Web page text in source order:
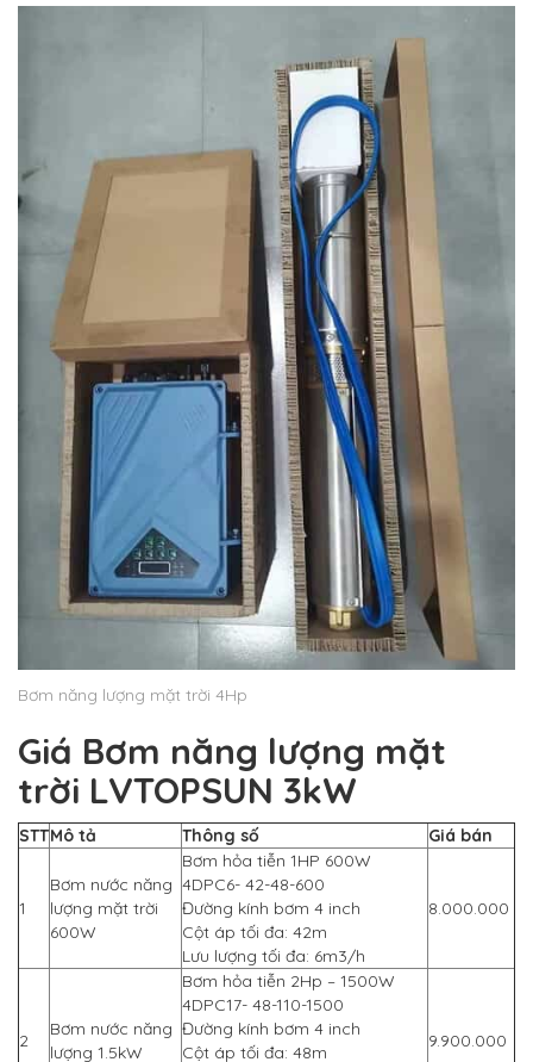
Bơm năng lượng mặt trời 4Hp
Giá Bơm năng lượng mặt
trời LVTOPSUN 3kW
STTMô tả Thông số Giá bán
1
Bơm nước năng
lượng mặt trời
600W
Bơm hỏa tiễn 1HP 600W
4DPC6- 42-48-600
Đường kính bơm 4 inch
Cột áp tối đa: 42m
Lưu lượng tối đa: 6m3/h
8.000.000
2
Bơm nước năng
lượng 1.5kW
Bơm hỏa tiễn 2Hp – 1500W
4DPC17- 48-110-1500
Đường kính bơm 4 inch
Cột áp tối đa: 48m
9.900.000